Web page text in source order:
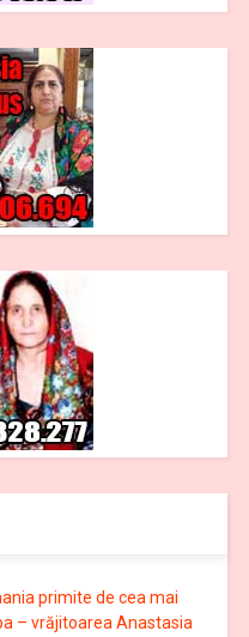
primite de cea mai
– vrăjitoarea Anastasia